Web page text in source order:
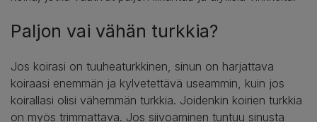
Paljon vai vähän turkkia?
Jos koirasi on tuuheaturkkinen, sinun on harjattava
koiraasi enemmän ja kylvetettävä useammin, kuin jos
koirallasi olisi vähemmän turkkia. Joidenkin koirien turkkia
on myös trimmattava. Jos siivoaminen tuntuu sinusta